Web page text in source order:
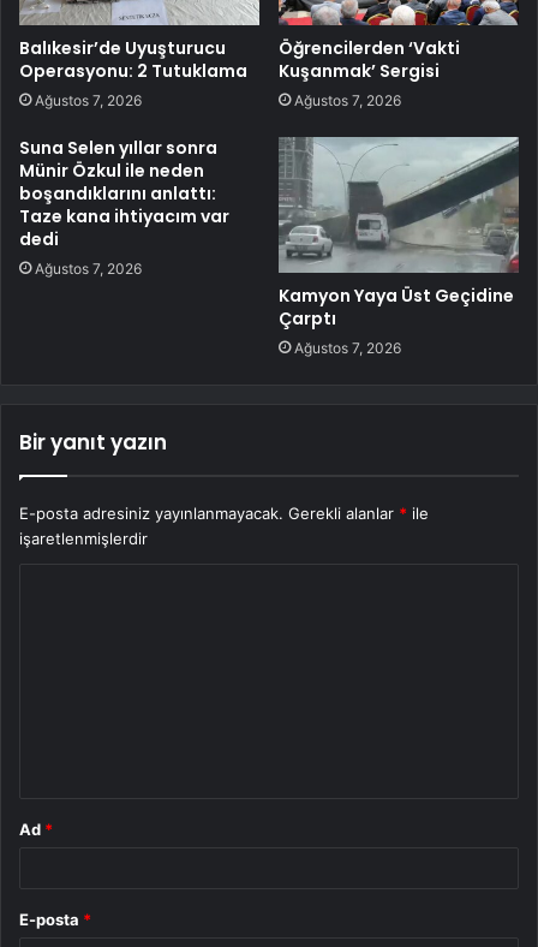
Balıkesir’de Uyuşturucu
Operasyonu: 2 Tutuklama
Ağustos 7, 2026
Öğrencilerden ‘Vakti
Kuşanmak’ Sergisi
Ağustos 7, 2026
Suna Selen yıllar sonra
Münir Özkul ile neden
boşandıklarını anlattı:
Taze kana ihtiyacım var
dedi
Ağustos 7, 2026
Kamyon Yaya Üst Geçidine
Çarptı
Ağustos 7, 2026
Bir yanıt yazın
E-posta adresiniz yayınlanmayacak. Gerekli alanlar * ile
işaretlenmişlerdir
Ad *
E-posta *